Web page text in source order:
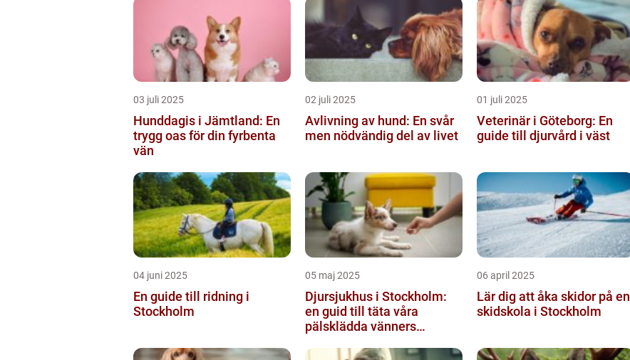
03 juli 2025
Hunddagis i Jämtland: En
trygg oas för din fyrbenta
vän
02 juli 2025
Avlivning av hund: En svår
men nödvändig del av livet
01 juli 2025
Veterinär i Göteborg: En
guide till djurvård i väst
04 juni 2025
En guide till ridning i
Stockholm
05 maj 2025
Djursjukhus i Stockholm:
en guid till täta våra
pälsklädda vänners
06 april 2025
Lär dig att åka skidor på en
skidskola i Stockholm